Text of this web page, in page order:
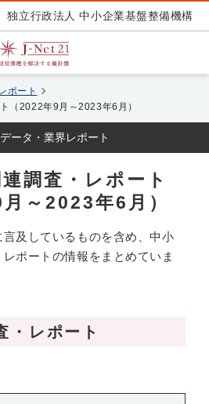
独立行政法人 中小企業基盤整備機構
ポート
（2022年9月～2023年6月）
ータ・業界レポート
調査・レポート
月～2023年6月）
及しているものを含め、中小
ポートの情報をまとめていま
・レポート